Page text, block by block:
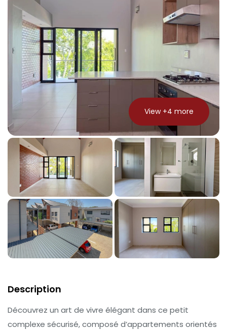
View +4 more
Description
Découvrez un art de vivre élégant dans ce petit
complexe sécurisé, composé d’appartements orientés